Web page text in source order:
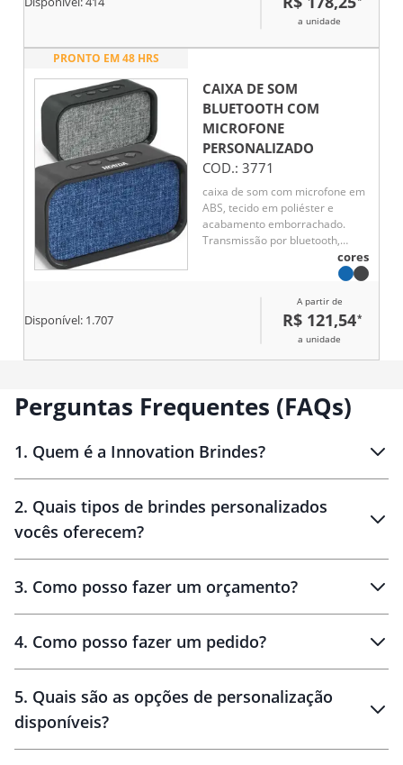
a unidade
PRONTO EM 48 HRS
CAIXA DE SOM
BLUETOOTH COM
MICROFONE
PERSONALIZADO
COD.: 3771
caixa de som com microfone em
ABS, tecido em poliéster e
acabamento emborrachado.
Transmissão por bluetooth,
ligação stereo 3,5 mm e leitor de
cartões TF. Potência de 3W/4O.
controle de volume, conexão à
playlist do dispositivo móvel e
rádio FM. Incluso cabo USB para
cores
Disponível: 1.707
A partir de
R$ 121,54*
a unidade
Perguntas Frequentes (FAQs)
1. Quem é a Innovation Brindes?
Brindes personalizados
2. Quais tipos de brindes personalizados
vocês oferecem?
personalizados
3. Como posso fazer um orçamento?
brinde
personalização
4. Como posso fazer um pedido?
amostra virtual
5. Quais são as opções de personalização
disponíveis?